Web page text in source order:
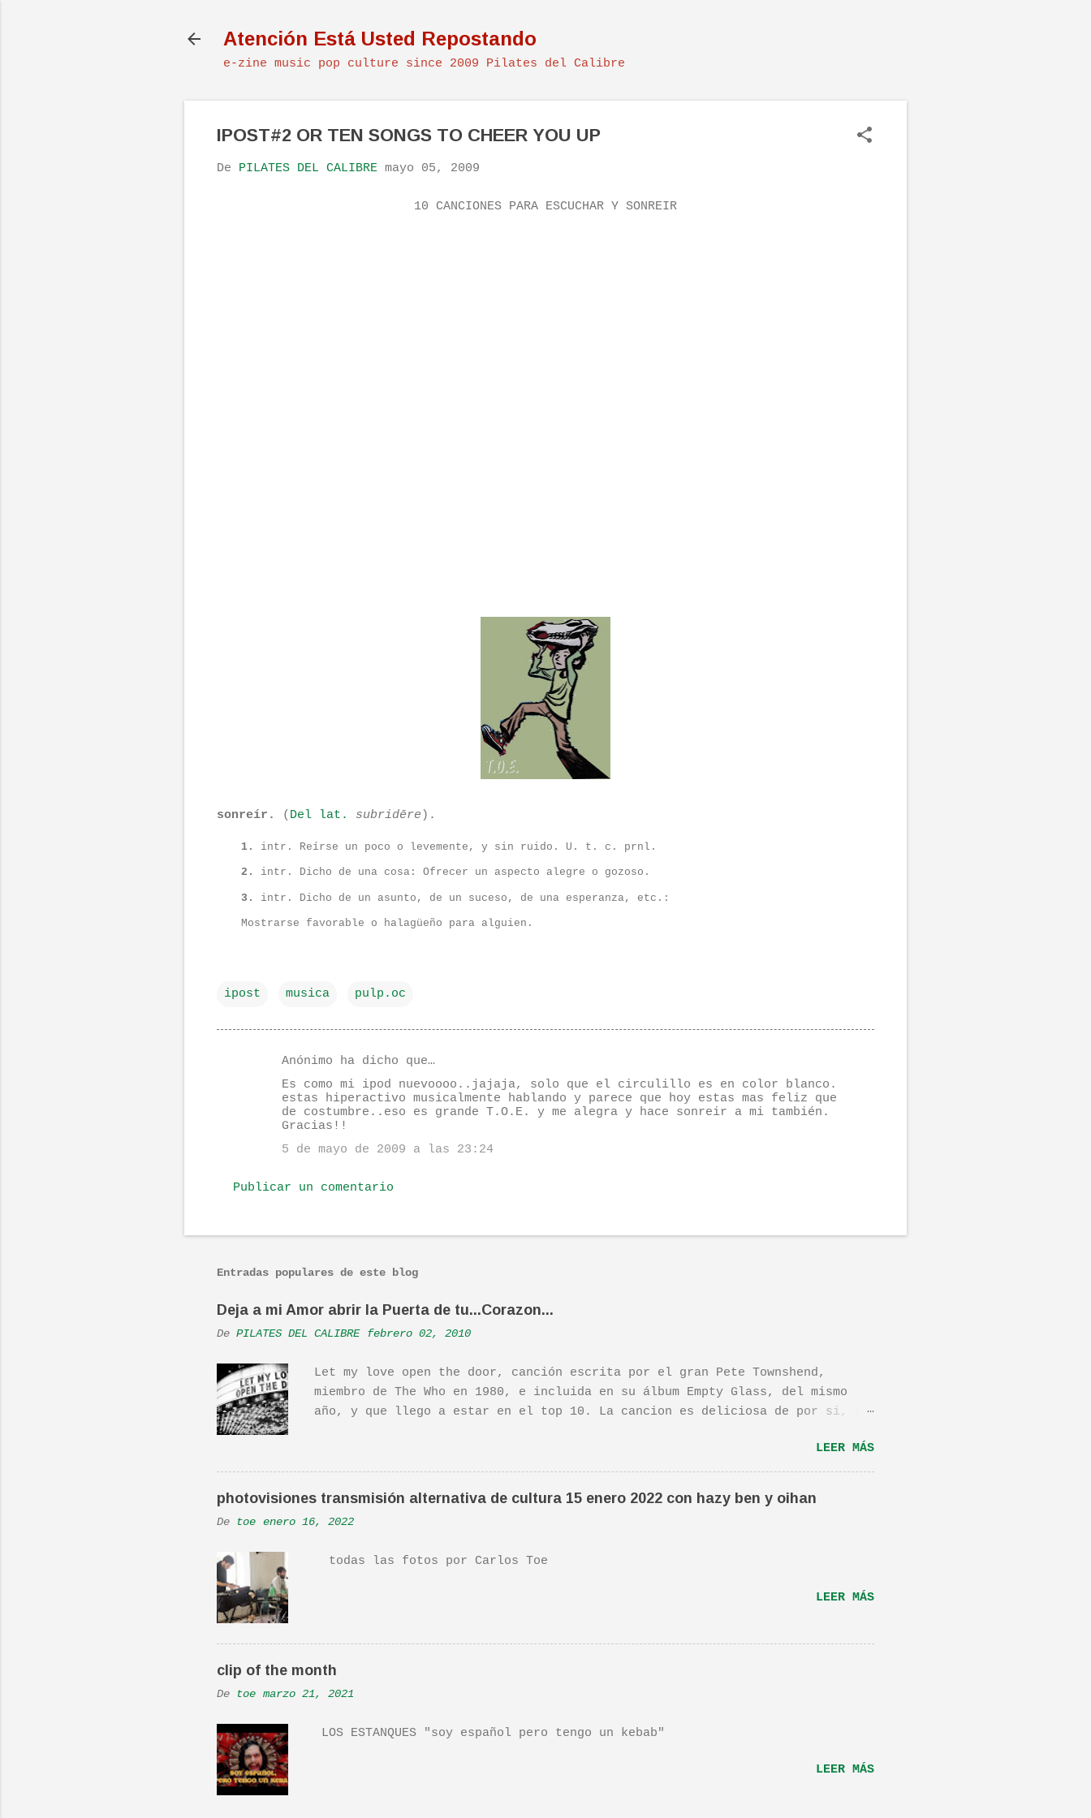
Atención Está Usted Repostando
e-zine music pop culture since 2009 Pilates del Calibre
IPOST#2 OR TEN SONGS TO CHEER YOU UP
De PILATES DEL CALIBRE mayo 05, 2009
10 CANCIONES PARA ESCUCHAR Y SONREIR
sonreír . ( Del lat. subridēre ).
1. intr. Reírse un poco o levemente, y sin ruido. U. t. c. prnl.
2. intr. Dicho de una cosa: Ofrecer un aspecto alegre o gozoso.
3. intr. Dicho de un asunto, de un suceso, de una esperanza, etc.:
Mostrarse favorable o halagüeño para alguien.
ipost musica pulp.oc
t
o
Anónimo ha dicho que…
Es como mi ipod nuevoooo..jajaja, solo que el circulillo es en color blanco.
estas hiperactivo musicalmente hablando y parece que hoy estas mas feliz que
de costumbre..eso es grande T.O.E. y me alegra y hace sonreir a mi también.
Gracias!!
5 de mayo de 2009 a las 23:24
Publicar un comentario
Entradas populares de este blog
Deja a mi Amor abrir la Puerta de tu...Corazon...
De PILATES DEL CALIBRE febrero 02, 2010
Let my love open the door, canción escrita por el gran Pete Townshend,
miembro de The Who en 1980, e incluida en su álbum Empty Glass, del mismo
año, y que llego a estar en el top 10. La cancion es deliciosa de por si, de
una actuación de Pete. Ayer pude ver una estupenda película llamada "Dan in
Real Life". Recomendada por TOE hace unos posts.Yo también os la recomiendo.
En una escena de la peli Dan y su hermano interpretan esta canción.De hecho
la Banda sonora, interpretada por Sondre Lerche , incluye una magnifica Per-
Versión de este tema de Townshend. PINCHA AQUÍ Y LA TENDRÁS...
LEER MÁS
photovisiones transmisión alternativa de cultura 15 enero 2022 con hazy ben y oihan
De toe enero 16, 2022
todas las fotos por Carlos Toe
LEER MÁS
clip of the month
De toe marzo 21, 2021
LOS ESTANQUES "soy español pero tengo un kebab"
LEER MÁS